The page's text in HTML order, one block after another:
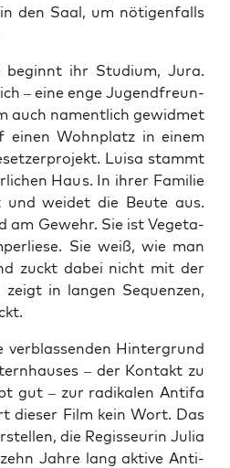
den Saal, um nöti­gen­falls
beginnt ihr Stu­di­um, Jura.
– eine enge Jugend­freun­
auch nament­lich gewid­met
Wohn­platz in einem
Lui­sa stammt
Haus. In ihrer Fami­lie
wei­det die Beu­te aus.
am Gewehr. Sie ist Vege­ta­
Sie weiß, wie man
zuckt dabei nicht mit der
in lan­gen Sequen­zen,
ver­blas­sen­den Hin­ter­grund
– der Kon­takt zu
gut – zur radi­ka­len Anti­fa
die­ser Film kein Wort. Das
die Regis­seu­rin Julia
Jah­re lang akti­ve Anti­